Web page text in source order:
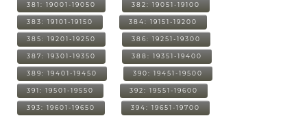
381: 19001-19050 382: 19051-19100
383: 19101-19150 384: 19151-19200
385: 19201-19250 386: 19251-19300
387: 19301-19350 388: 19351-19400
389: 19401-19450 390: 19451-19500
391: 19501-19550 392: 19551-19600
393: 19601-19650 394: 19651-19700